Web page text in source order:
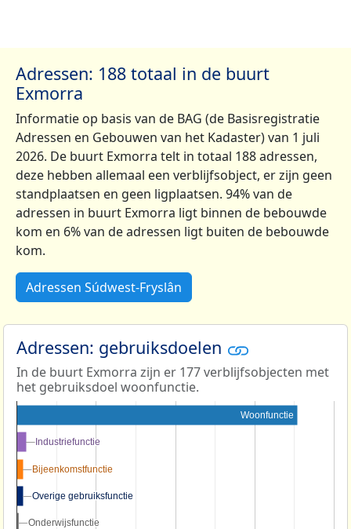
Adressen: 188 totaal in de buurt
Exmorra
Informatie op basis van de BAG (de Basisregistratie
Adressen en Gebouwen van het Kadaster) van 1 juli
2026. De buurt Exmorra telt in totaal 188 adressen,
deze hebben allemaal een verblijfsobject, er zijn geen
standplaatsen en geen ligplaatsen. 94% van de
adressen in buurt Exmorra ligt binnen de bebouwde
kom en 6% van de adressen ligt buiten de bebouwde
kom.
Adressen Súdwest-Fryslân
Adressen: gebruiksdoelen
In de buurt Exmorra zijn er 177 verblijfsobjecten met
het gebruiksdoel woonfunctie.
Woonfunctie
Industriefunctie
Industriefunctie
Bijeenkomstfunctie
Bijeenkomstfunctie
Overige gebruiksfunctie
Overige gebruiksfunctie
Onderwijsfunctie
Onderwijsfunctie